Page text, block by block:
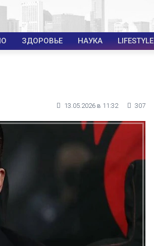
ЗДОРОВЬЕ НАУКА LIFESTYLE
13.05.2026 в 11:32 307